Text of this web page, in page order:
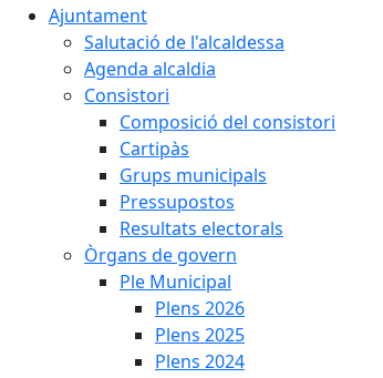
Ajuntament
Salutació de l'alcaldessa
Agenda alcaldia
Consistori
Composició del consistori
Cartipàs
Grups municipals
Pressupostos
Resultats electorals
Òrgans de govern
Ple Municipal
Plens 2026
Plens 2025
Plens 2024